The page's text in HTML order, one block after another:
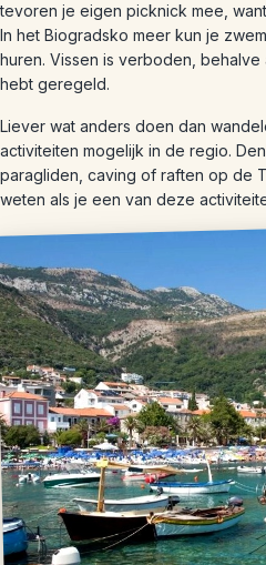
tevoren je eigen picknick mee,
In het Biogradsko meer kun je
huren. Vissen is verboden,
hebt geregeld.
Liever wat anders doen dan
activiteiten mogelijk in de regio.
paragliden, caving of raften op de
weten als je een van deze